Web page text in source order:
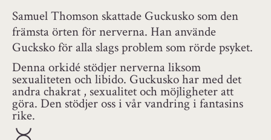
Samuel Thomson skattade Guckusko som den
främsta örten för nerverna. Han använde
Gucksko för alla slags problem som rörde psyket.
Denna orkidé stödjer nerverna liksom
sexualiteten och libido. Guckusko har med det
andra chakrat , sexualitet och möjligheter att
göra. Den stödjer oss i vår vandring i fantasins
rike.